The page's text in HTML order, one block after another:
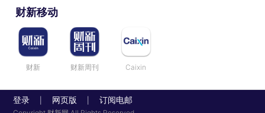
财新移动
财新 财新周刊 Caixin
登录 网页版 订阅电邮